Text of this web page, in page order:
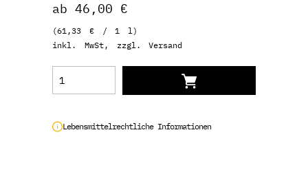
ab 46,00 €
(61,33 € / 1 l)
inkl. MwSt, zzgl. Versand
Lebensmittelrechtliche Informationen